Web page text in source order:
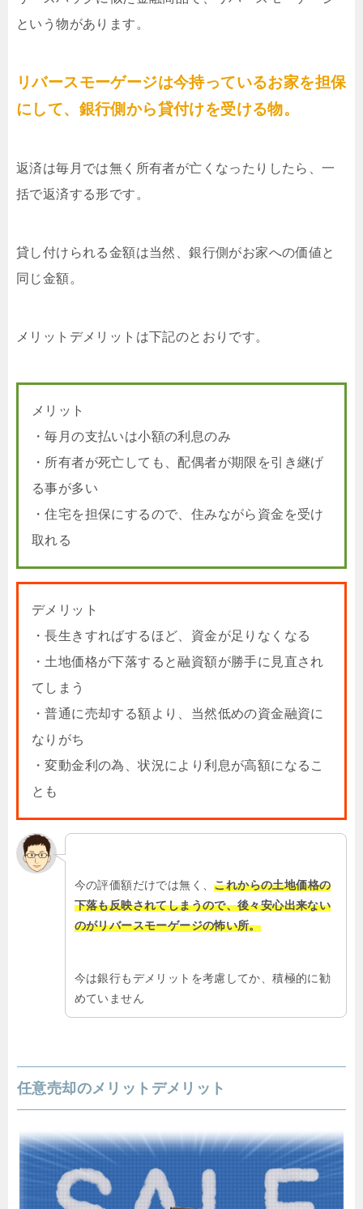
という物があります。
リバースモーゲージは今持っているお家を担保
にして、銀行側から貸付けを受ける物。
返済は毎月では無く所有者が亡くなったりしたら、一
括で返済する形です。
貸し付けられる金額は当然、銀行側がお家への価値と
同じ金額。
メリットデメリットは下記のとおりです。
メリット
・毎月の支払いは小額の利息のみ
・所有者が死亡しても、配偶者が期限を引き継げ
る事が多い
・住宅を担保にするので、住みながら資金を受け
取れる
デメリット
・長生きすればするほど、資金が足りなくなる
・土地価格が下落すると融資額が勝手に見直され
てしまう
・普通に売却する額より、当然低めの資金融資に
なりがち
・変動金利の為、状況により利息が高額になるこ
とも
今の評価額だけでは無く、これからの土地価格の
下落も反映されてしまうので、後々安心出来ない
のがリバースモーゲージの怖い所。
今は銀行もデメリットを考慮してか、積極的に勧
めていません
任意売却のメリットデメリット